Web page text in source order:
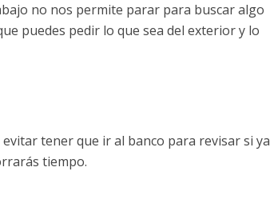
no nos permite parar para buscar algo
puedes pedir lo que sea del exterior y lo
tener que ir al banco para revisar si ya
tiempo.